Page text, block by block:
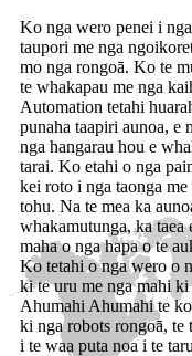
Ko nga wero penei i
taupori me nga
mo nga rongoā. Ko te
te whakapau me nga
Automation tetahi
punaha taapiri aunoa, e
nga hangarau hou e
tarai. Ko etahi o nga
kei roto i nga taonga
tohu. Na te mea ka
whakamutunga, ka taea
maha o nga hapa o te
Ko tetahi o nga wero o
ki te uru me nga mahi
Ahumahi Ahumahi te
ki nga robots rongoā, te
i te waa puta noa i te